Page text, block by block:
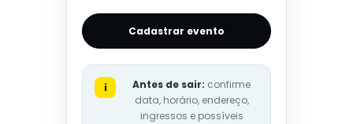
Cadastrar evento
i Antes de sair: confirme
data, horário, endereço,
ingressos e possíveis